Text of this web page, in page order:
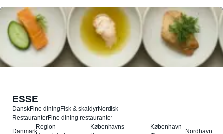
ESSE
DanskFine diningFisk & skaldyrNordisk
RestauranterFine dining restauranter
Danmark
Region
Københavns
København
Nordhavn